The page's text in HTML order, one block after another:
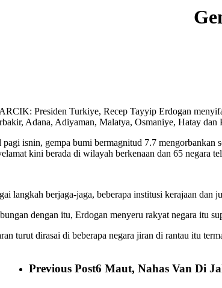
Presiden Turkiye, Recep Tayyip Erdogan
Adana, Adiyaman, Malatya, Osmaniye, Hatay dan
isnin, gempa bumi bermagnitud 7.7 mengorbankan
kini berada di wilayah berkenaan dan 65 negara
langkah berjaga-jaga, beberapa institusi kerajaan dan
dengan itu, Erdogan menyeru rakyat negara itu
turut dirasai di beberapa negara jiran di rantau itu
Previous Post6 Maut, Nahas Van Di